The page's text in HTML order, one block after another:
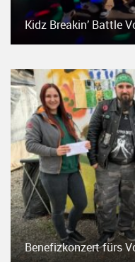
Kidz Breakin’ Battle
Benefizkonzert fürs